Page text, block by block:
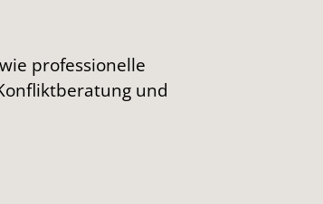
professionelle
und